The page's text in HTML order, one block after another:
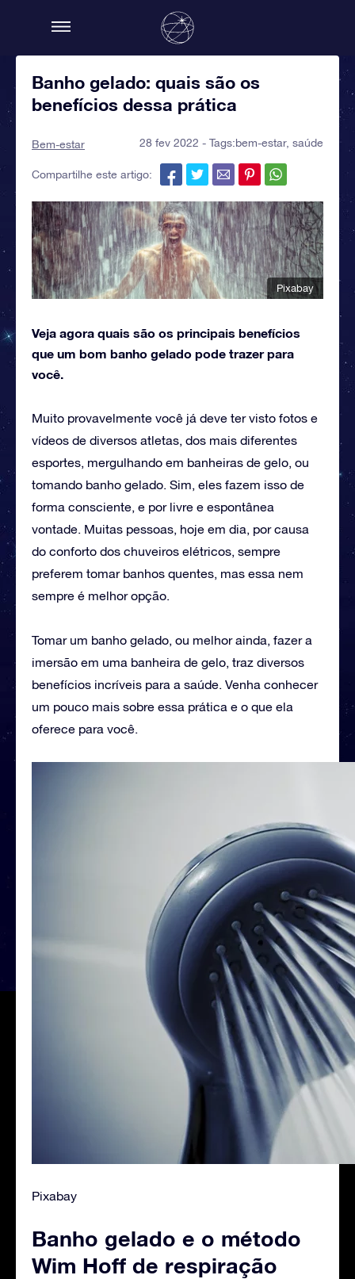
Banho gelado: quais são os
benefícios dessa prática
Bem-estar 28 fev 2022 - Tags:bem-estar, saúde
Compartilhe este artigo:
Pixabay
Veja agora quais são os principais benefícios
que um bom banho gelado pode trazer para
você.
Muito provavelmente você já deve ter visto fotos e
vídeos de diversos atletas, dos mais diferentes
esportes, mergulhando em banheiras de gelo, ou
tomando banho gelado. Sim, eles fazem isso de
forma consciente, e por livre e espontânea
vontade. Muitas pessoas, hoje em dia, por causa
do conforto dos chuveiros elétricos, sempre
preferem tomar banhos quentes, mas essa nem
sempre é melhor opção.
Tomar um banho gelado, ou melhor ainda, fazer a
imersão em uma banheira de gelo, traz diversos
benefícios incríveis para a saúde. Venha conhecer
um pouco mais sobre essa prática e o que ela
oferece para você.
Pixabay
Banho gelado e o método
Wim Hoff de respiração